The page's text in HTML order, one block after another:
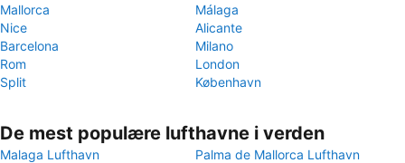
Mallorca
Málaga
Nice
Alicante
Barcelona
Milano
Rom
London
Split
København
De mest populære lufthavne i verden
Malaga Lufthavn
Palma de Mallorca Lufthavn